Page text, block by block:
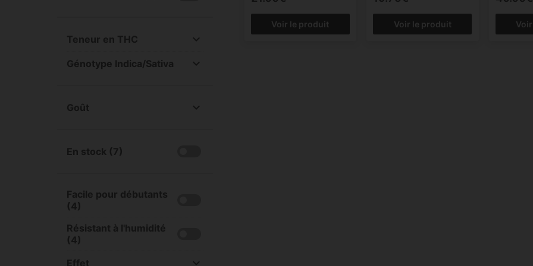
Teneur en THC
Élevé (15-25%) (7)
Génotype Indica/Sativa
Indica +60% (2)
Goût
Haze (1)
Skunk (4)
Terreux (1)
En stock (7)
Facile pour débutants
(4)
Résistant à l'humidité
(4)
Effet
Voir le produit Voir le produit